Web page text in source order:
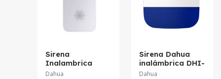
Sirena
Inalambrica
Dahua Ara 10-W
Dahua
Sirena Dahua
inalámbrica DHI-
ARA13-W2 *
Dahua